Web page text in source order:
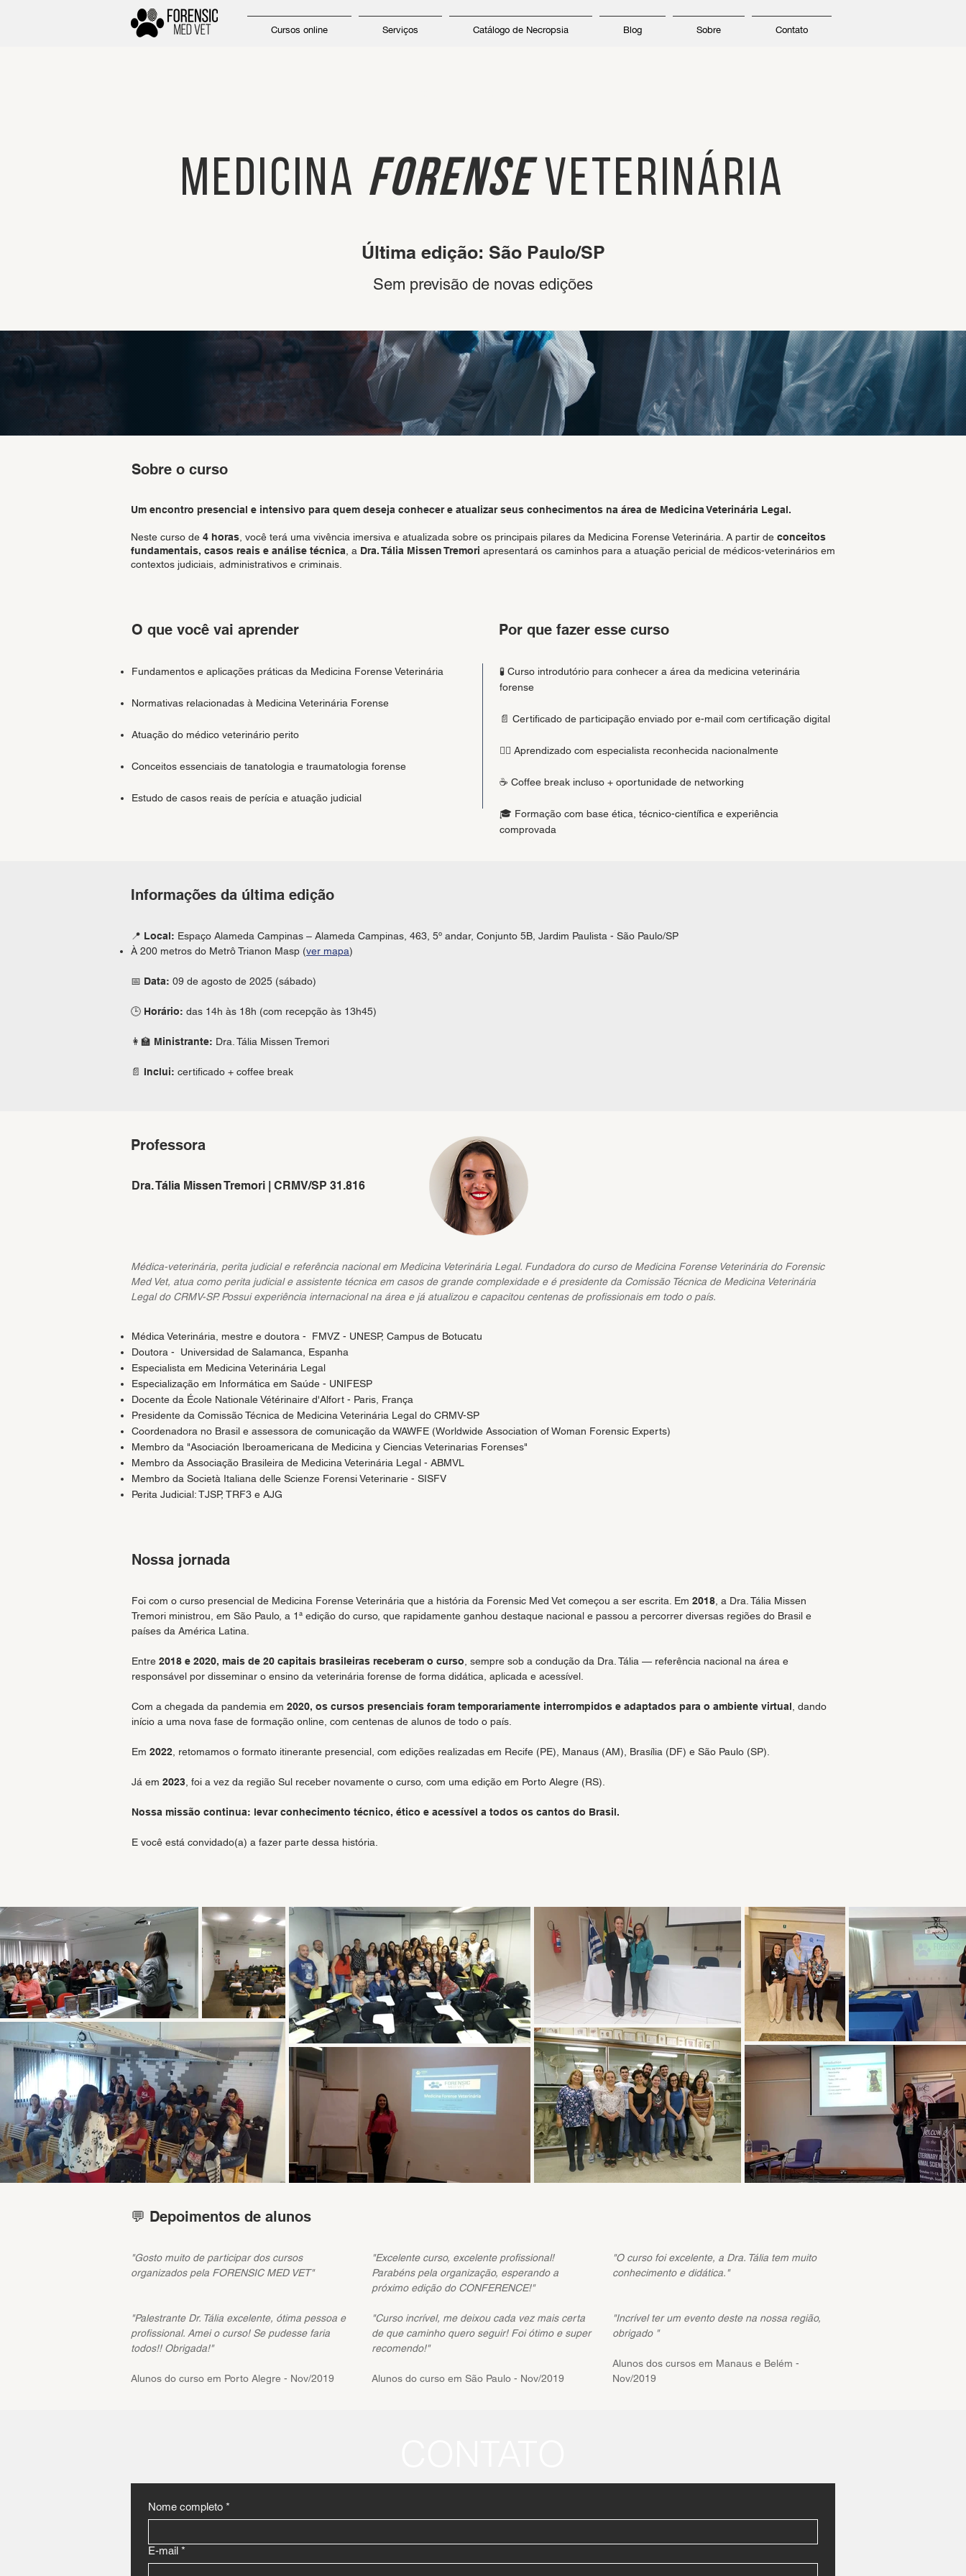
Cursos online Serviços Catálogo de Necropsia Blog Sobre Contato
medicina forense veterináriA
Última edição: São Paulo/SP
Sem previsão de novas edições
Sobre o curso
Um encontro presencial e intensivo para quem deseja conhecer e atualizar seus conhecimentos na área de Medicina Veterinária Legal.
Neste curso de 4 horas , você terá uma vivência imersiva e atualizada sobre os principais pilares da Medicina Forense Veterinária. A partir de conceitos
fundamentais, casos reais e análise técnica , a Dra. Tália Missen Tremori apresentará os caminhos para a atuação pericial de médicos-veterinários em
contextos judiciais, administrativos e criminais.
O que você vai aprender Por que fazer esse curso
Fundamentos e aplicações práticas da Medicina Forense Veterinária
Normativas relacionadas à Medicina Veterinária Forense
Atuação do médico veterinário perito
Conceitos essenciais de tanatologia e traumatologia forense
Estudo de casos reais de perícia e atuação judicial
🧪 Curso introdutório para conhecer a área da medicina veterinária
forense
📄 Certificado de participação enviado por e-mail com certificação digital
👩‍⚕️ Aprendizado com especialista reconhecida nacionalmente
☕ Coffee break incluso + oportunidade de networking
🎓 Formação com base ética, técnico-científica e experiência
comprovada
Informações da última edição
📍 Local: Espaço Alameda Campinas – Alameda Campinas, 463, 5º andar, Conjunto 5B, Jardim Paulista - São Paulo/SP
​À 200 metros do Metrô Trianon Masp (ver mapa)
📅 Data: 09 de agosto de 2025 (sábado)
🕒 Horário: das 14h às 18h (com recepção às 13h45)
👩‍🏫 Ministrante: Dra. Tália Missen Tremori
📄 Inclui: certificado + coffee break
Professora
Dra. Tália Missen Tremori | CRMV/SP 31.816
Médica-veterinária, perita judicial e referência nacional em Medicina Veterinária Legal. Fundadora do curso de Medicina Forense Veterinária do Forensic
Med Vet, atua como perita judicial e assistente técnica em casos de grande complexidade e é presidente da Comissão Técnica de Medicina Veterinária
Legal do CRMV-SP. Possui experiência internacional na área e já atualizou e capacitou centenas de profissionais em todo o país.
​Médica Veterinária, mestre e doutora - FMVZ - UNESP, Campus de Botucatu
Doutora - Universidad de Salamanca, Espanha
Especialista em Medicina Veterinária Legal
Especialização em Informática em Saúde - UNIFESP
Docente da École Nationale Vétérinaire d'Alfort - Paris, França
Presidente da Comissão Técnica de Medicina Veterinária Legal do CRMV-SP
Coordenadora no Brasil e assessora de comunicação da WAWFE (Worldwide Association of Woman Forensic Experts)
Membro da "Asociación Iberoamericana de Medicina y Ciencias Veterinarias Forenses"
Membro da Associação Brasileira de Medicina Veterinária Legal - ABMVL
Membro da Società Italiana delle Scienze Forensi Veterinarie - SISFV
Perita Judicial: TJSP, TRF3 e AJG
Nossa jornada
Foi com o curso presencial de Medicina Forense Veterinária que a história da Forensic Med Vet começou a ser escrita. Em 2018 , a Dra. Tália Missen
Tremori ministrou, em São Paulo, a 1ª edição do curso, que rapidamente ganhou destaque nacional e passou a percorrer diversas regiões do Brasil e
países da América Latina.
Entre 2018 e 2020, mais de 20 capitais brasileiras receberam o curso , sempre sob a condução da Dra. Tália — referência nacional na área e
responsável por disseminar o ensino da veterinária forense de forma didática, aplicada e acessível.
Com a chegada da pandemia em 2020, os cursos presenciais foram temporariamente interrompidos e adaptados para o ambiente virtual , dando
início a uma nova fase de formação online, com centenas de alunos de todo o país.
Em 2022 , retomamos o formato itinerante presencial, com edições realizadas em Recife (PE), Manaus (AM), Brasília (DF) e São Paulo (SP).
Já em 2023 , foi a vez da região Sul receber novamente o curso, com uma edição em Porto Alegre (RS).
Nossa missão continua: levar conhecimento técnico, ético e acessível a todos os cantos do Brasil.
E você está convidado(a) a fazer parte dessa história.
💬 Depoimentos de alunos
"Gosto muito de participar dos cursos
organizados pela FORENSIC MED VET"
"Palestrante Dr. Tália excelente, ótima pessoa e
profissional. Amei o curso! Se pudesse faria
todos!! Obrigada!"
Alunos do curso em Porto Alegre - Nov/2019
"Excelente curso, excelente profissional!
Parabéns pela organização, esperando a
próximo edição do CONFERENCE!"
"Curso incrível, me deixou cada vez mais certa
de que caminho quero seguir! Foi ótimo e super
recomendo!"
Alunos do curso em São Paulo - Nov/2019
"O curso foi excelente, a Dra. Tália tem muito
conhecimento e didática."
"Incrível ter um evento deste na nossa região,
obrigado "
Alunos dos cursos em Manaus e Belém -
Nov/2019
Nome completo *
E-mail *